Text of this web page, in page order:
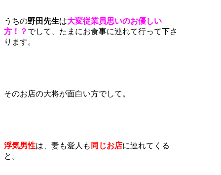
うちの野田先生は大変従業員思いのお優しい
方！？ でして、たまにお食事に連れて行って下さ
ります。
そのお店の大将が面白い方でして。
浮気男性は、妻も愛人も 同じお店に連れてくる
と。